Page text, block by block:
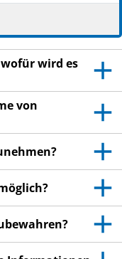
wenden Sie sich
persönlich
an Dritte weiter.
auch wenn
haben wie Sie.
wenden Sie
Dies gilt auch
in dieser
Siehe Abschnitt
wird es
von